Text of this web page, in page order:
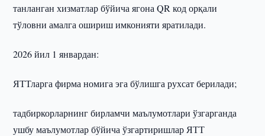
танланган хизматлар бўйича ягона QR код орқали
тўловни амалга ошириш имконияти яратилади.
2026 йил 1 январдан:
ЯТТларга фирма номига эга бўлишга рухсат берилади;
тадбиркорларнинг бирламчи маълумотлари ўзгарганда
ушбу маълумотлар бўйича ўзгартиришлар ЯТТ